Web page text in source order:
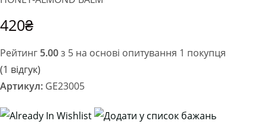
420₴
Рейтинг 5.00з 5 на основі опитування 1 покупця
(1 відгук)
Артикул: GE23005